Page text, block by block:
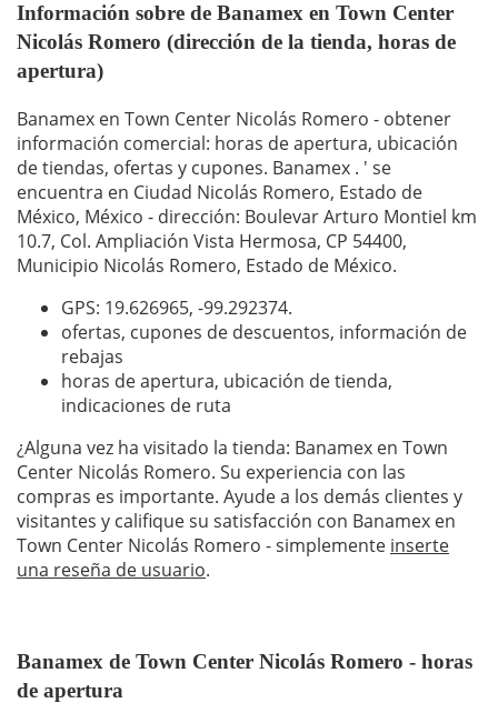
Información sobre de Banamex en Town Center
Nicolás Romero (dirección de la tienda, horas de
apertura)
Banamex en Town Center Nicolás Romero - obtener
información comercial: horas de apertura, ubicación
de tiendas, ofertas y cupones. Banamex . ' se
encuentra en Ciudad Nicolás Romero, Estado de
México, México - dirección: Boulevar Arturo Montiel km
10.7, Col. Ampliación Vista Hermosa, CP 54400,
Municipio Nicolás Romero, Estado de México.
GPS: 19.626965, -99.292374.
ofertas, cupones de descuentos, información de
rebajas
horas de apertura, ubicación de tienda,
indicaciones de ruta
¿Alguna vez ha visitado la tienda: Banamex en Town
Center Nicolás Romero. Su experiencia con las
compras es importante. Ayude a los demás clientes y
visitantes y califique su satisfacción con Banamex en
Town Center Nicolás Romero - simplemente inserte
una reseña de usuario.
Banamex de Town Center Nicolás Romero - horas
de apertura